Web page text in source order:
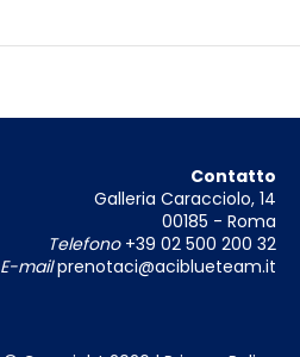
Contatto
Galleria Caracciolo, 14
00185 - Roma
Telefono+39 02 500 200 32
E-mailprenotaci@aciblueteam.it